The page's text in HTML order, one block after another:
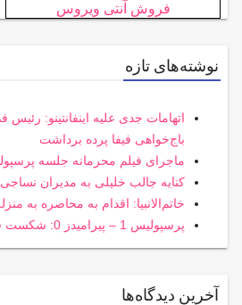
فروش آنتی ویروس
نوشته‌های تازه
اتهامات جدی علیه اینفانتینو: رئیس
باج‌خواهی فیفا پرده برداشت
ماجرای فیلم محرمانه جلسه
کنایه جالب خلیلی به مدیران نساجی
خاتم‌الانبیا: اقدام به محاصره به
پرسپولیس 1 – پیرامیدز 0: شکست قهرمان آفریقا!
آخرین دیدگاه‌ها